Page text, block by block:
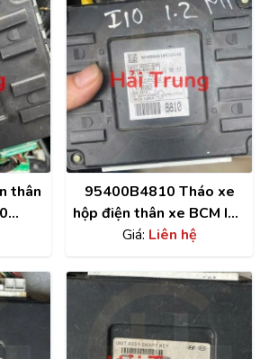
thân
95400B4810 Tháo xe
hộp điện thân xe BCM I10
Tháo xe
Giá: Liên hệ